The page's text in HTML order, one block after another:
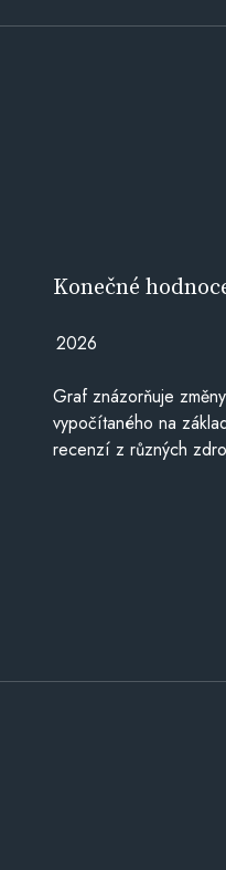
Konečné
2026
Graf znázorňuje
vypočítaného na
recenzí z různých